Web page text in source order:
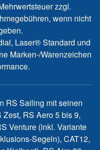
zzgl.
wenn nicht
Laser® Standard und
Marken-/Warenzeichen
RS Sailing mit seinen
RS Aero 5 bis 9,
Venture (inkl. Variante
Segeln), CAT12,